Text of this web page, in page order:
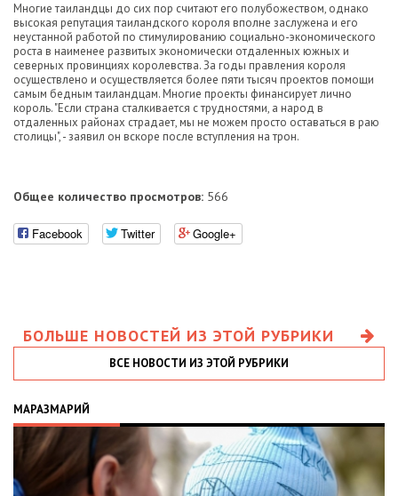
Многие таиландцы до сих пор считают его полубожеством, однако
высокая репутация таиландского короля вполне заслужена и его
неустанной работой по стимулированию социально-экономического
роста в наименее развитых экономически отдаленных южных и
северных провинциях королевства. За годы правления короля
осуществлено и осуществляется более пяти тысяч проектов помощи
самым бедным таиландцам. Многие проекты финансирует лично
король. "Если страна сталкивается с трудностями, а народ в
отдаленных районах страдает, мы не можем просто оставаться в раю
столицы", - заявил он вскоре после вступления на трон.
Общее количество просмотров: 566
Facebook Twitter Google+
БОЛЬШЕ НОВОСТЕЙ ИЗ ЭТОЙ РУБРИКИ
ВСЕ НОВОСТИ ИЗ ЭТОЙ РУБРИКИ
МАРАЗМАРИЙ